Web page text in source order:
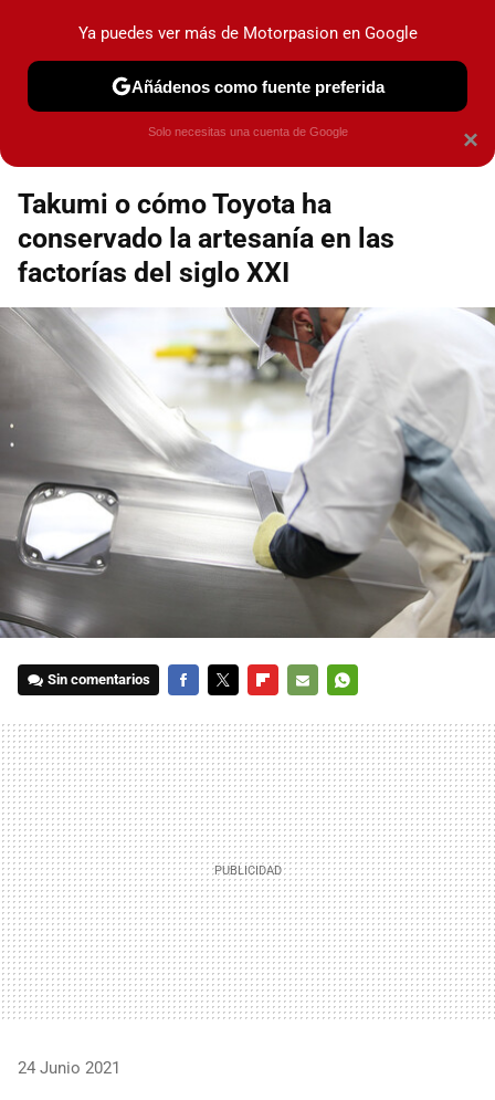
marca que se menciona
Espacio Toyota
Takumi o cómo Toyota ha
conservado la artesanía en las
factorías del siglo XXI
Sin comentarios
MAIL
24 Junio 2021
×
Ya puedes ver más de Motorpasion en Google
Añádenos como fuente preferida
Solo necesitas una cuenta de Google